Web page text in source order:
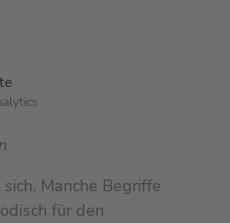
Manche Begriffe
für den